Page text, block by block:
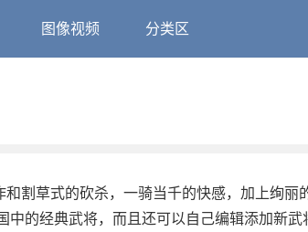
图像视频 分类区
割草式的砍杀，一骑当千的快感，加上绚丽
的经典武将，而且还可以自己编辑添加新武